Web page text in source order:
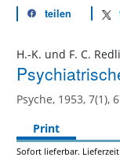
teilen
H.-K. und F. C.
Psyche, 1953, 7(1),
Print
Sofort lieferbar. Lieferzeit